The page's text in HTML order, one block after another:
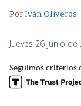
PorIván Oliveros
Jueves 26 junio
Seguimos criterios